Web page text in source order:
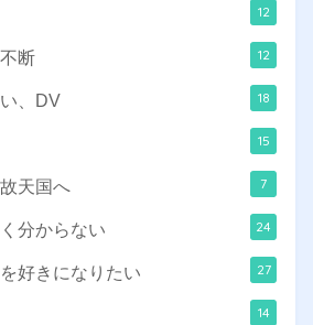
12
断 12
、DV 18
15
天国へ 7
分からない 24
好きになりたい 27
14